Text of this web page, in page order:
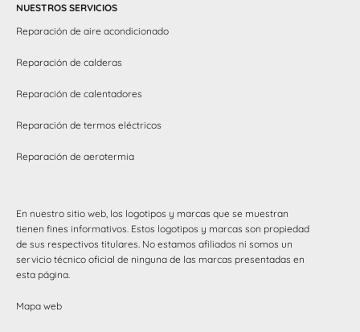
NUESTROS SERVICIOS
Reparación de aire acondicionado
Reparación de calderas
Reparación de calentadores
Reparación de termos eléctricos
Reparación de aerotermia
En nuestro sitio web, los logotipos y marcas que se muestran
tienen fines informativos. Estos logotipos y marcas son propiedad
de sus respectivos titulares. No estamos afiliados ni somos un
servicio técnico oficial de ninguna de las marcas presentadas en
esta página.
Mapa web